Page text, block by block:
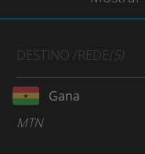
DESTINO /REDE(S)
Gana
MTN